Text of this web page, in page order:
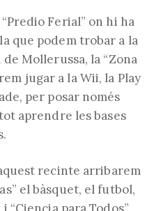
Ferial” on hi ha
que podem trobar a la
Mollerussa, la “Zona
jugar a la Wii, la Play
per posar només
aprendre les bases
recinte arribarem
el bàsquet, el futbol,